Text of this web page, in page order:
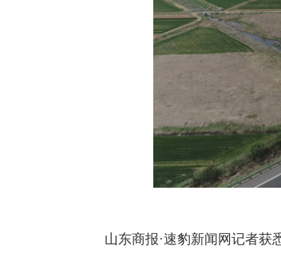
山东商报·速豹新闻网记者